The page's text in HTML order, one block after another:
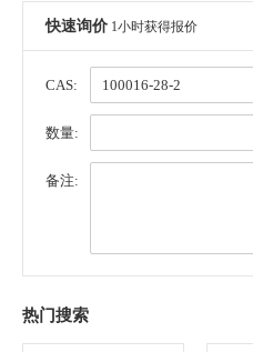
快速询价 1小时获得报价
CAS:
数量:
备注:
热门搜索